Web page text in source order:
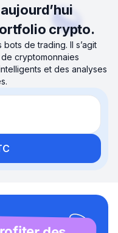
crypto.
de trading. Il s’agit
cryptomonnaies
et des analyses